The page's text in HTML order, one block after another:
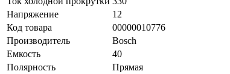
Напряжение
12
Код товара
00000010776
Производитель
Bosch
Емкость
40
Полярность
Прямая